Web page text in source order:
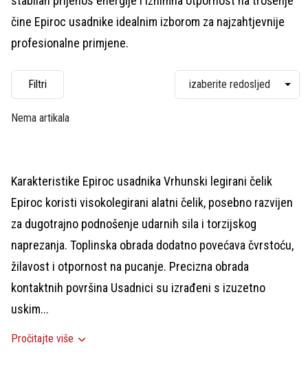
čine Epiroc usadnike idealnim izborom za najzahtjevnije
profesionalne primjene.
Filtri
Nema artikala
Karakteristike Epiroc usadnika Vrhunski legirani čelik
Epiroc koristi visokolegirani alatni čelik, posebno razvijen
za dugotrajno podnošenje udarnih sila i torzijskog
naprezanja. Toplinska obrada dodatno povećava čvrstoću,
žilavost i otpornost na pucanje. Precizna obrada
kontaktnih površina Usadnici su izrađeni s izuzetno
uskim...
Pročitajte više